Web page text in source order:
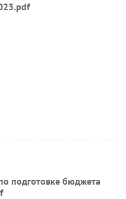
подготовке бюджета